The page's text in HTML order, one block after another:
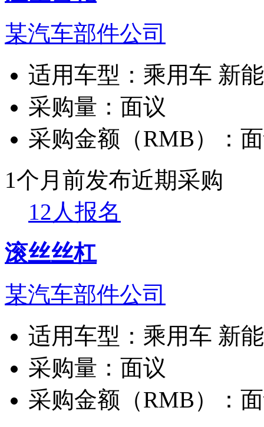
某汽车部件公司
适用车型： 乘用车 新
采购量： 面议
采购金额（RMB）：
1个月前发布近期采购
12人报名
滚丝丝杠
某汽车部件公司
适用车型： 乘用车 新
采购量： 面议
采购金额（RMB）：